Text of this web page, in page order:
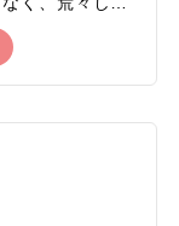
限りに広がり
に、火山の噴
た溶岩の塊が
ます。木製の
世界の雰囲気
散策できま